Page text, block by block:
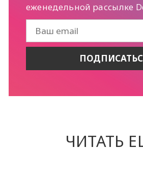
еженедельной рассылке
ЧИТАТЬ